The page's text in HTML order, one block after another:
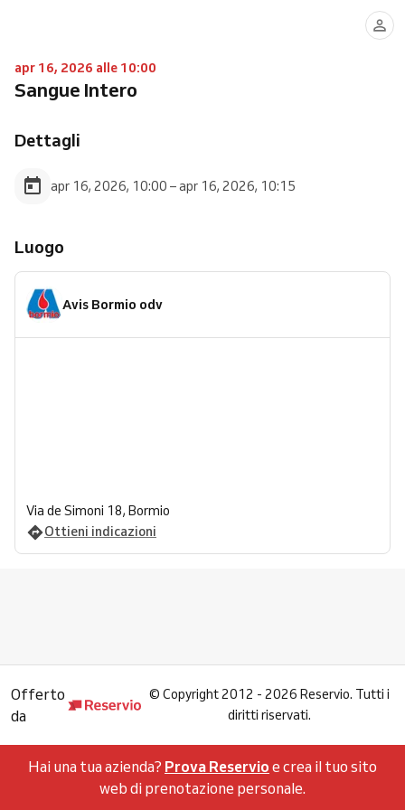
apr 16, 2026 alle 10:00
Sangue Intero
Dettagli
apr 16, 2026, 10:00 – apr 16, 2026, 10:15
Luogo
Avis Bormio odv
Via de Simoni 18, Bormio
Ottieni indicazioni
Offerto
da
© Copyright 2012 - 2026 Reservio. Tutti i
diritti riservati.
Hai una tua azienda? Prova Reservio e crea il tuo sito
web di prenotazione personale.